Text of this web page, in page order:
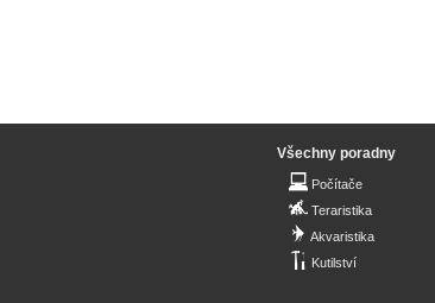
Všechny poradny
Počítače
Teraristika
Akvaristika
Kutilství